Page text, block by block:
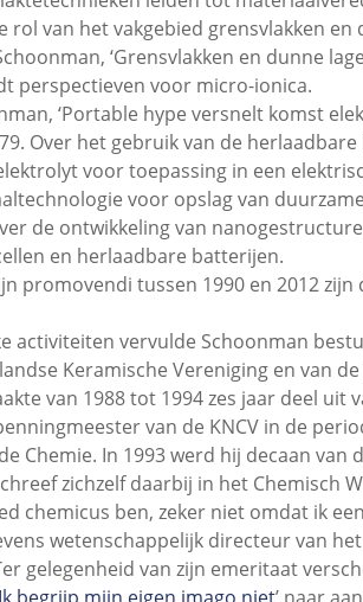
rol van het vakgebied grensvlakken
‘Grensvlakken en dunne
perspectieven voor micro-ionica.
‘Portable hype versnelt komst
Over het gebruik van de
voor toepassing in een
voor opslag van
de ontwikkeling van
en herlaadbare batterijen.
promovendi tussen 1990 en 2012
activiteiten vervulde Schoonman
Keramische Vereniging en van
van 1988 tot 1994 zes jaar deel uit
van de KNCV in de
Chemie. In 1993 werd hij decaan van
zichzelf daarbij in het Chemisch
chemicus ben, zeker niet omdat ik
wetenschappelijk directeur van
gelegenheid van zijn emeritaat